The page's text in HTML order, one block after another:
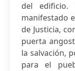
del edificio.
manifestado
de Justicia,
puerta
la salvación,
para el